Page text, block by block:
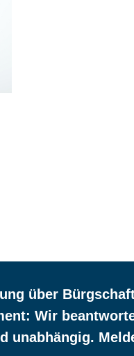
über
Wir
unabhängig.